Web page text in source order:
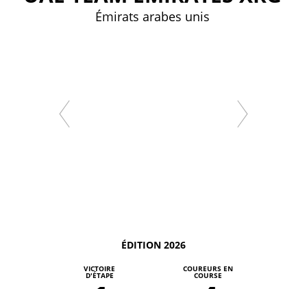
Émirats arabes unis
ÉDITION 2026
VICTOIRE
D'ÉTAPE
COUREURS EN
COURSE